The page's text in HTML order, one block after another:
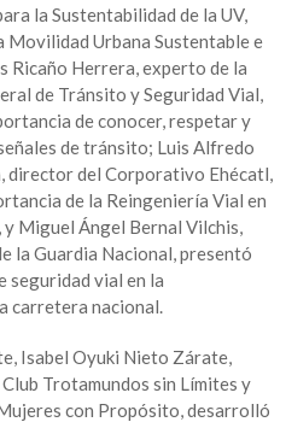
la Sustentabilidad de la UV,
Movilidad Urbana Sustentable e
Ricaño Herrera, experto de la
de Tránsito y Seguridad Vial,
de conocer, respetar y
de tránsito; Luis Alfredo
director del Corporativo Ehécatl,
de la Reingeniería Vial en
y Miguel Ángel Bernal Vilchis,
la Guardia Nacional, presentó
seguridad vial en la
carretera nacional.
Isabel Oyuki Nieto Zárate,
Trotamundos sin Límites y
con Propósito, desarrolló